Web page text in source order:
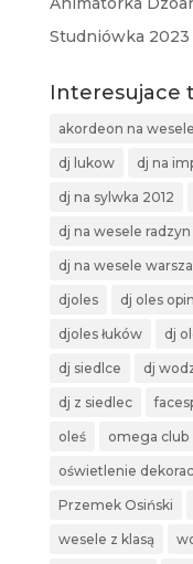
Studniówka 2023
Interesujace
akordeon na wesele
dj lukow dj na
dj na sylwka 2012
dj na wesele radzyn
dj na wesele
djoles dj oles
djoles łuków dj
dj siedlce dj
dj z siedlec
oleś omega club
oświetlenie
Przemek Osiński
wesele z klasą